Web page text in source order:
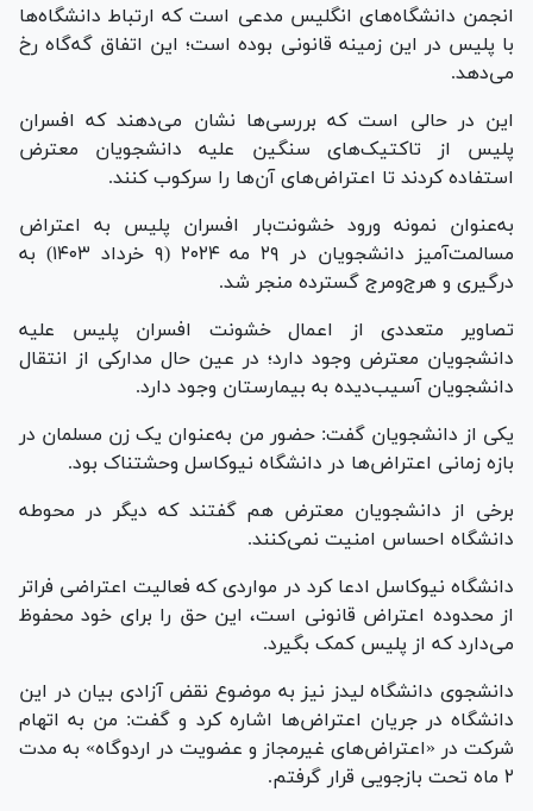
انجمن دانشگاه‌های انگلیس مدعی است که ارتباط دانشگاه‌ها
با پلیس در این زمینه قانونی بوده است؛ این اتفاق گه‌گاه رخ
می‌دهد.
این در حالی است که بررسی‌ها نشان می‌دهند که افسران
پلیس از تاکتیک‌های سنگین علیه دانشجویان معترض
استفاده کردند تا اعتراض‌های آن‌ها را سرکوب کنند.
به‌عنوان نمونه ورود خشونت‌بار افسران پلیس به اعتراض
مسالمت‌آمیز دانشجویان در ۲۹ مه ۲۰۲۴ (۹ خرداد ۱۴۰۳) به
درگیری و هرج‌ومرج گسترده منجر شد.
تصاویر متعددی از اعمال خشونت افسران پلیس علیه
دانشجویان معترض وجود دارد؛ در عین حال مدارکی از انتقال
دانشجویان آسیب‌دیده به بیمارستان وجود دارد.
یکی از دانشجویان گفت: حضور من به‌عنوان یک زن مسلمان در
بازه زمانی اعتراض‌ها در دانشگاه نیوکاسل وحشتناک بود.
برخی از دانشجویان معترض هم گفتند که دیگر در محوطه
دانشگاه احساس امنیت نمی‌کنند.
دانشگاه نیوکاسل ادعا کرد در مواردی که فعالیت اعتراضی فراتر
از محدوده اعتراض قانونی است، این حق را برای خود محفوظ
می‌دارد که از پلیس کمک بگیرد.
دانشجوی دانشگاه لیدز نیز به موضوع نقض آزادی بیان در این
دانشگاه در جریان اعتراض‌ها اشاره کرد و گفت: من به اتهام
شرکت در «اعتراض‌های غیرمجاز و عضویت در اردوگاه» به مدت
۲ ماه تحت بازجویی قرار گرفتم.